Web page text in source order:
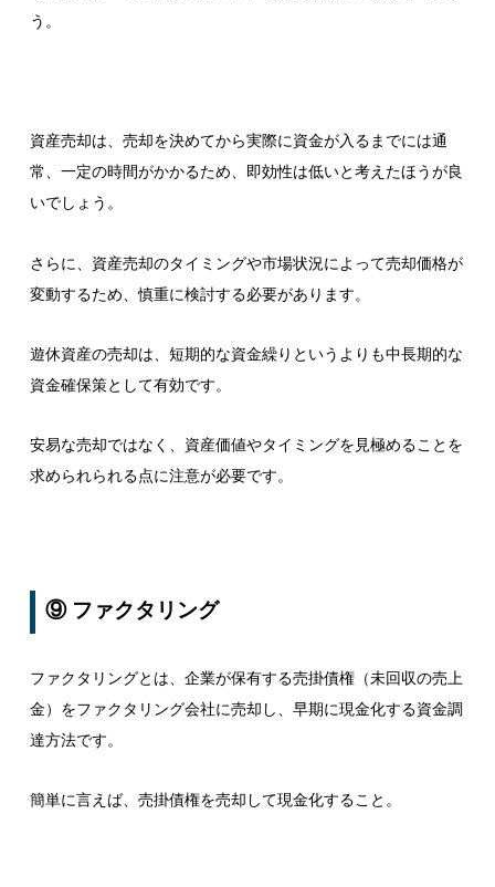
う。
資産売却は、売却を決めてから実際に資金が入るまでには通
常、一定の時間がかかるため、即効性は低いと考えたほうが良
いでしょう。
さらに、資産売却のタイミングや市場状況によって売却価格が
変動するため、慎重に検討する必要があります。
遊休資産の売却は、短期的な資金繰りというよりも中長期的な
資金確保策として有効です。
安易な売却ではなく、資産価値やタイミングを見極めることを
求められられる点に注意が必要です。
⑨ ファクタリング
ファクタリングとは、企業が保有する売掛債権（未回収の売上
金）をファクタリング会社に売却し、早期に現金化する資金調
達方法です。
簡単に言えば、売掛債権を売却して現金化すること。